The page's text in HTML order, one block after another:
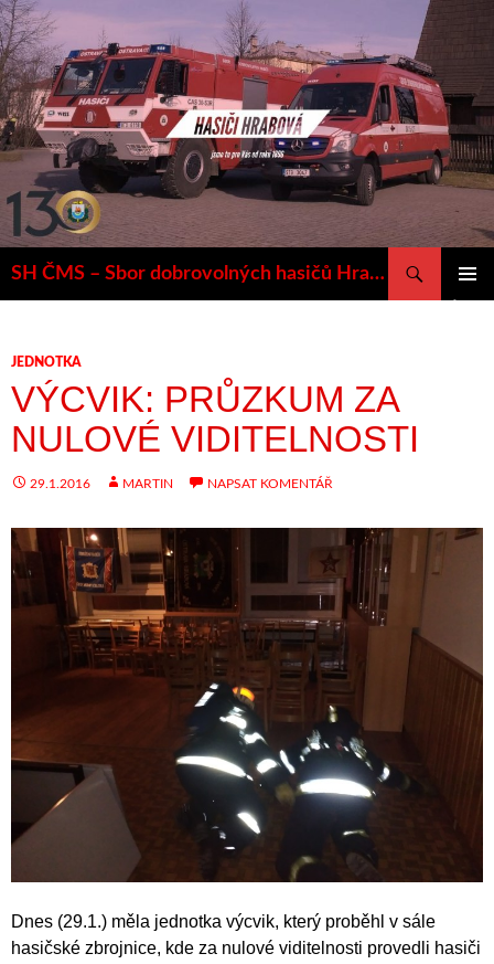
Přejít
k
obsahu
webu
SH ČMS – Sbor dobrovolných hasičů Hrabová
Hledat
JEDNOTKA
VÝCVIK: PRŮZKUM ZA
NULOVÉ VIDITELNOSTI
29.1.2016 MARTIN NAPSAT KOMENTÁŘ
Dnes (29.1.) měla jednotka výcvik, který proběhl v sále
hasičské zbrojnice, kde za nulové viditelnosti provedli hasiči